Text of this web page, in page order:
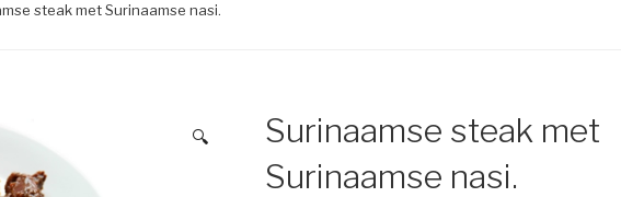
steak met Surinaamse nasi.
🔍
Surinaamse steak met
Surinaamse nasi.